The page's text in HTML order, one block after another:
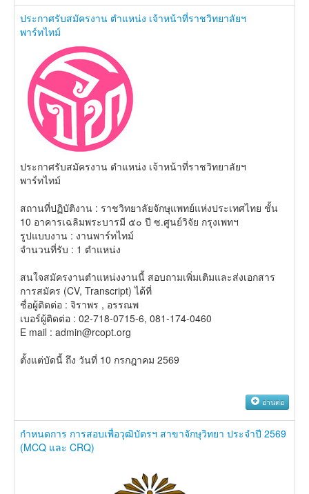
ประกาศรับสมัครงาน ตำแหน่ง เจ้าหน้าที่ราชวิทยาลัยฯ
พาร์ทไทม์
ประกาศรับสมัครงาน ตำแหน่ง เจ้าหน้าที่ราชวิทยาลัยฯ
พาร์ทไทม์
สถานที่ปฏิบัติงาน : ราชวิทยาลัยจักษุแพทย์แห่งประเทศไทย ชั้น
10 อาคารเฉลิมพระบารมี ๕๐ ปี ซ.ศูนย์วิจัย กรุงเพทฯ
รูปแบบงาน : งานพาร์ทไทม์
จำนวนที่รับ : 1 ตำแหน่ง
สนใจสมัครงานตำแหน่งงานนี้ สอบถามเพิ่มเติมและส่งเอกสาร
การสมัคร (CV, Transcript) ได้ที่
ชื่อผู้ติดต่อ : จิราพร , อรรณพ
เบอร์ผู้ติดต่อ : 02-718-0715-6, 081-174-0460
E mail : admin@rcopt.org
ตั้งแต่บัดนี้ ถึง วันที่ 10 กรกฎาคม 2569
อ่านต่อ
กำหนดการ การสอบเพื่อวุฒิบัตรฯ สาขาจักษุวิทยา ประจำปี 2569
(MCQ และ CRQ)